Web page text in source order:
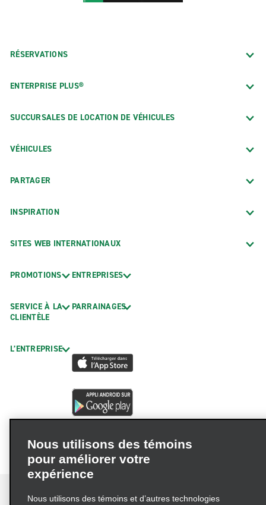
RÉSERVATIONS
ENTERPRISE PLUS®
SUCCURSALES DE LOCATION DE VÉHICULES
VÉHICULES
PARTAGER
INSPIRATION
SITES WEB INTERNATIONAUX
PROMOTIONS
SERVICE À LA
CLIENTÈLE
L’ENTREPRISE
ENTREPRISES
PARRAINAGES
Nous utilisons des témoins
pour améliorer votre
expérience
Nous utilisons des témoins et d’autres technologies